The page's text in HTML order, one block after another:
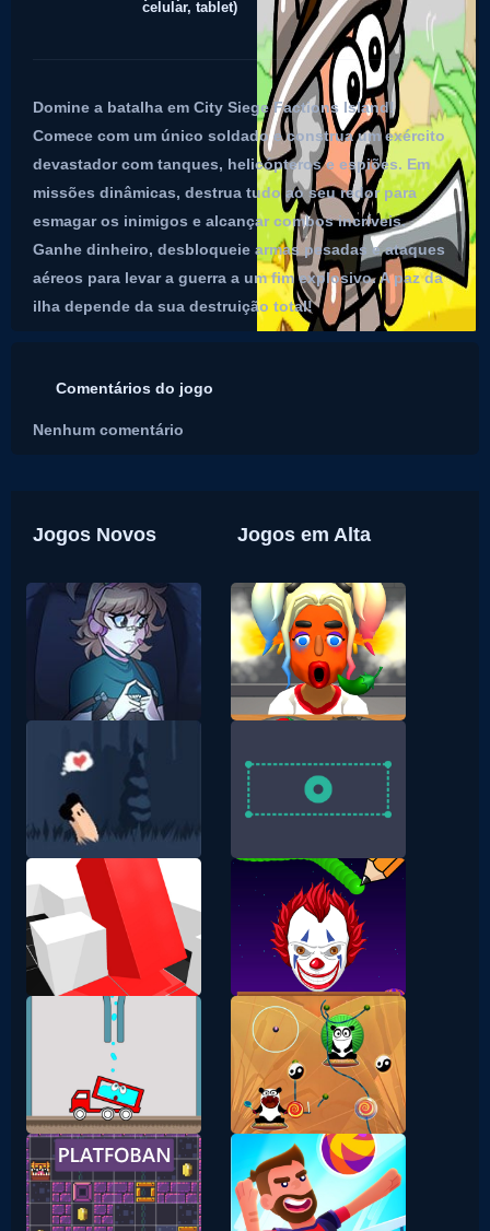
celular, tablet)
Domine a batalha em City Siege Factions Island!
Comece com um único soldado e construa um exército
devastador com tanques, helicópteros e espiões. Em
missões dinâmicas, destrua tudo ao seu redor para
esmagar os inimigos e alcançar combos incríveis.
Ganhe dinheiro, desbloqueie armas pesadas e ataques
aéreos para levar a guerra a um fim explosivo. A paz da
ilha depende da sua destruição total!
Comentários do jogo
Nenhum comentário
Jogos Novos Jogos em Alta